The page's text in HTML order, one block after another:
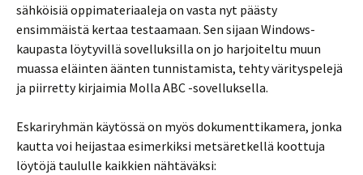
sähköisiä oppimateriaaleja on vasta nyt päästy
ensimmäistä kertaa testaamaan. Sen sijaan Windows-
kaupasta löytyvillä sovelluksilla on jo harjoiteltu muun
muassa eläinten äänten tunnistamista, tehty värityspelejä
ja piirretty kirjaimia Molla ABC -sovelluksella.
Eskariryhmän käytössä on myös dokumenttikamera, jonka
kautta voi heijastaa esimerkiksi metsäretkellä koottuja
löytöjä taululle kaikkien nähtäväksi: